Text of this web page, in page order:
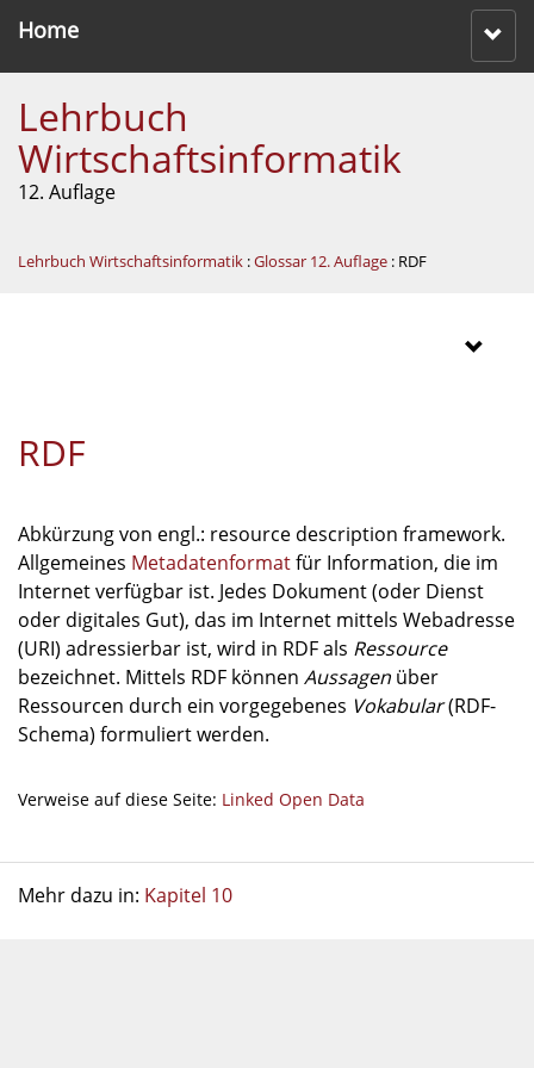
Home
Lehrbuch
Wirtschaftsinformatik
12. Auflage
Lehrbuch Wirtschaftsinformatik :Glossar 12. Auflage : RDF
RDF
Abkürzung von engl.: resource description framework.
Allgemeines Metadatenformatfür Information, die im
Internet verfügbar ist. Jedes Dokument (oder Dienst
oder digitales Gut), das im Internet mittels Webadresse
(URI) adressierbar ist, wird in RDF als Ressource
bezeichnet. Mittels RDF können Aussagen über
Ressourcen durch ein vorgegebenes Vokabular(RDF-
Schema) formuliert werden.
Verweise auf diese Seite: Linked Open Data
Mehr dazu in: Kapitel 10